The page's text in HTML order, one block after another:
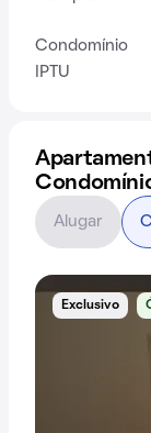
Condomínio
IPTU
Exclusivo
Alugar